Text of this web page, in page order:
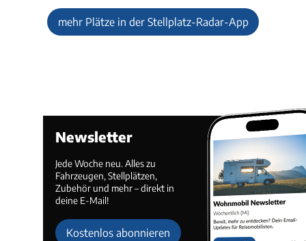
mehr Plätze in der Stellplatz-Radar-App
Newsletter
Jede Woche neu. Alles zu
Fahrzeugen, Stellplätzen,
Zubehör und mehr – direkt in
deine E-Mail!
Kostenlos abonnieren